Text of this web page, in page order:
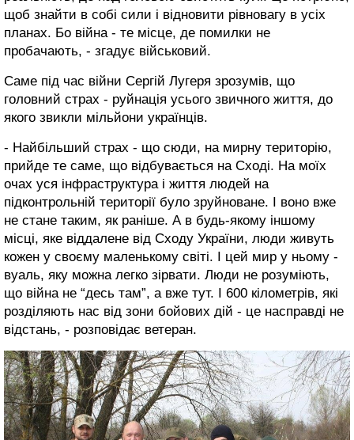
щоб знайти в собі сили і відновити рівновагу в усіх
планах. Бо війна - те місце, де помилки не
пробачають, - згадує військовий.
Саме під час війни Сергій Лугеря зрозумів, що
головний страх - руйнація усього звичного життя, до
якого звикли мільйони українців.
- Найбільший страх - що сюди, на мирну територію,
прийде те саме, що відбувається на Сході. На моїх
очах уся інфраструктура і життя людей на
підконтрольній території було зруйноване. І воно вже
не стане таким, як раніше. А в будь-якому іншому
місці, яке віддалене від Сходу України, люди живуть
кожен у своєму маленькому світі. І цей мир у ньому -
вуаль, яку можна легко зірвати. Люди не розуміють,
що війна не “десь там”, а вже тут. І 600 кілометрів, які
розділяють нас від зони бойових дій - це насправді не
відстань, - розповідає ветеран.